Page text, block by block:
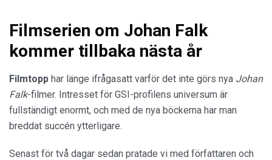
Filmserien om Johan Falk
kommer tillbaka nästa år
Filmtopp har länge ifrågasatt varför det inte görs nya Johan
Falk-filmer. Intresset för GSI-profilens universum är
fullständigt enormt, och med de nya böckerna har man
breddat succén ytterligare.
Senast för två dagar sedan pratade vi med författaren och